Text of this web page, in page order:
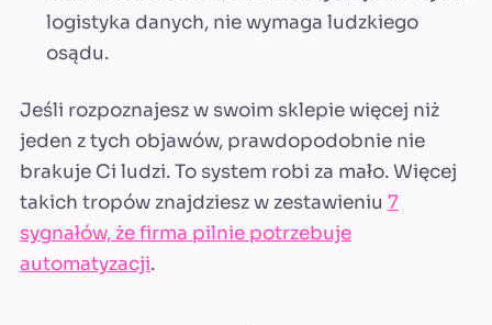
logistyka danych, nie wymaga ludzkiego
osądu.
Jeśli rozpoznajesz w swoim sklepie więcej niż
jeden z tych objawów, prawdopodobnie nie
brakuje Ci ludzi. To system robi za mało. Więcej
takich tropów znajdziesz w zestawieniu 7
sygnałów, że firma pilnie potrzebuje
automatyzacji.